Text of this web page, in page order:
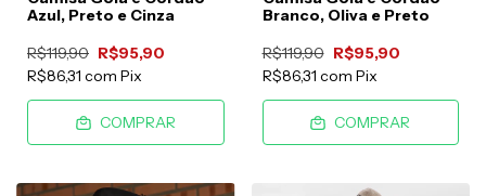
Azul, Preto e Cinza
R$119,90 R$95,90
R$86,31 com Pix
COMPRAR
Branco, Oliva e Preto
R$119,90 R$95,90
R$86,31 com Pix
COMPRAR